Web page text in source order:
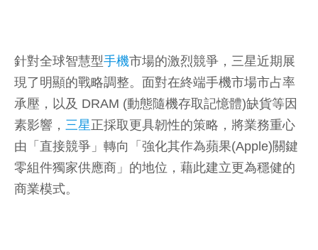
針對全球智慧型手機市場的激烈競爭，三星近期展
現了明顯的戰略調整。面對在終端手機市場市占率
承壓，以及 DRAM (動態隨機存取記憶體)缺貨等因
素影響， 三星正採取更具韌性的策略，將業務重心
由「直接競爭」轉向「強化其作為蘋果(Apple)關鍵
零組件獨家供應商」的地位，藉此建立更為穩健的
商業模式。